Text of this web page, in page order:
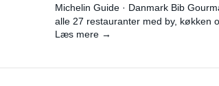
Michelin Guide · Danmark Bib
alle 27 restauranter med by, køkken
Læs mere →